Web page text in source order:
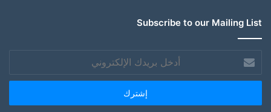
Subscribe to our Mailing List
بريدك
الإلكتروني